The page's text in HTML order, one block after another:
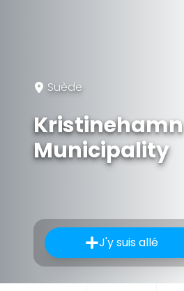
Suède
Kristinehamn
Municipality
J'y suis allé